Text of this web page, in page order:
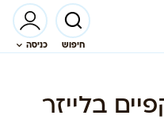
חיפוש
כניסה
בלייזר